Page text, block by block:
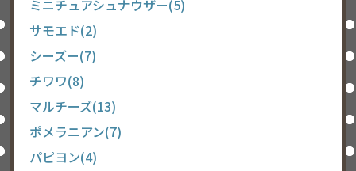
ミニチュアシュナウザー(5)
サモエド(2)
シーズー(7)
チワワ(8)
マルチーズ(13)
ポメラニアン(7)
パピヨン(4)